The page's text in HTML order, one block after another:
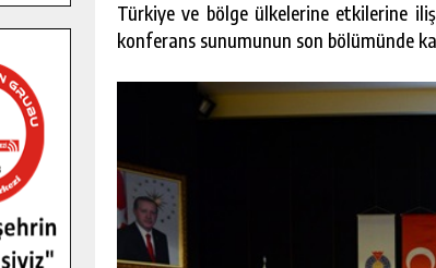
Türkiye ve bölge ülkelerine etkilerine
konferans sunumunun son bölümünde